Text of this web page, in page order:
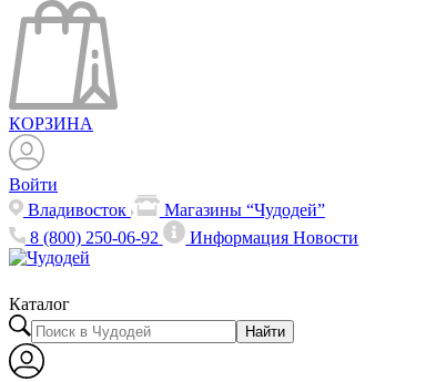
КОРЗИНА
Войти
Владивосток
Магазины “Чудодей”
8 (800) 250-06-92
ИнформацияНовости
Каталог
Найти